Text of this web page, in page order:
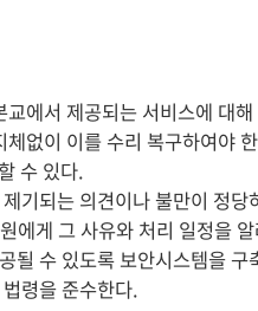
에서 제공되는 서비스에 대
없이 이를 수리 복구하여야
수 있다.
되는 의견이나 불만이 정당
에게 그 사유와 처리 일정을
될 수 있도록 보안시스템을 구
령을 준수한다.